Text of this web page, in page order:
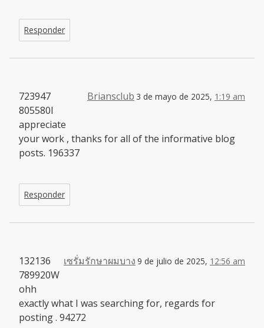
Responder
Briansclub 3 de mayo de 2025, 1:19 am
723947
805580I
appreciate
your work , thanks for all of the informative blog
posts. 196337
Responder
เซรั่มรักษาผมบาง 9 de julio de 2025, 12:56 am
132136
789920W
ohh
exactly what I was searching for, regards for
posting . 94272